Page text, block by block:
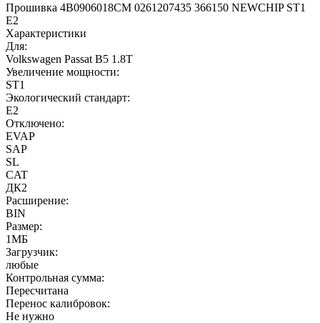
Прошивка 4B0906018CM 0261207435 366150 NEWCHIP ST1
E2
Характеристики
Для:
Volkswagen Passat B5 1.8T
Увеличение мощности:
ST1
Экологический стандарт:
E2
Отключено:
EVAP
SAP
SL
CAT
ДК2
Расширение:
BIN
Размер:
1МБ
Загрузчик:
любые
Контрольная сумма:
Пересчитана
Перенос калибровок:
Не нужно